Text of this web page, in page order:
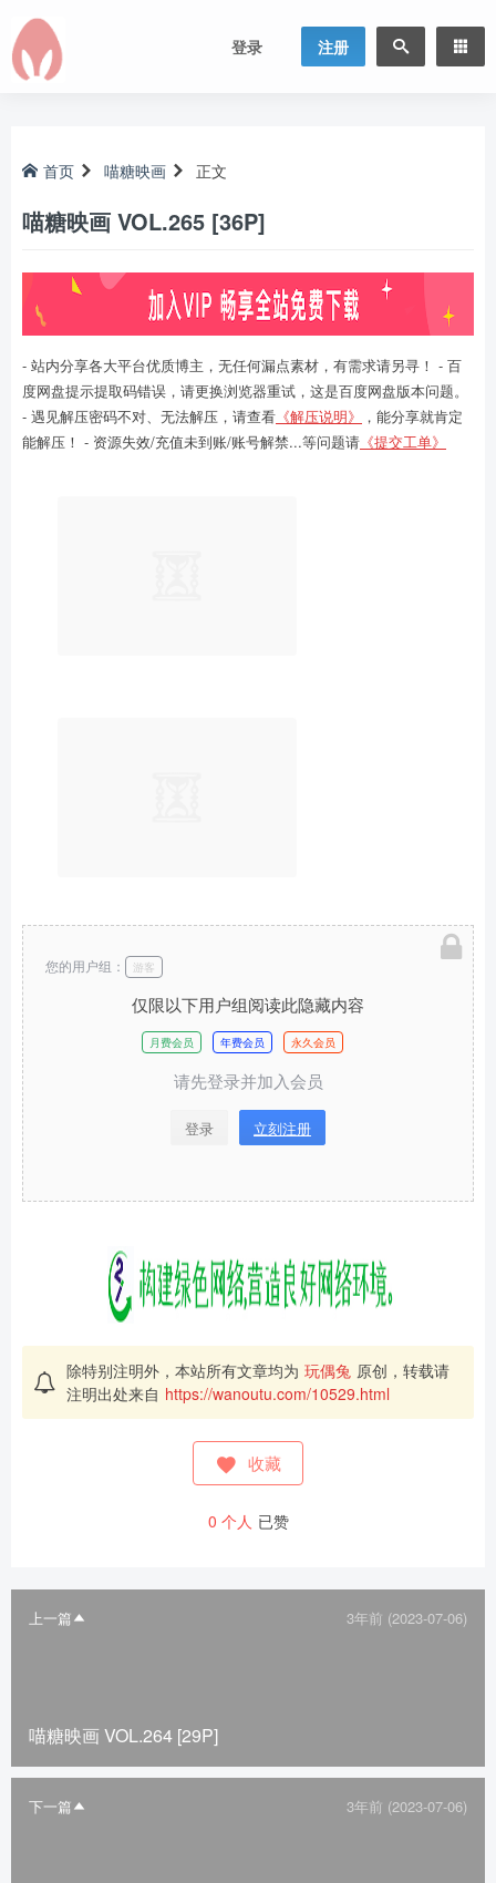
登录 注册
首页 喵糖映画 正文
喵糖映画 VOL.265 [36P]
- 站内分享各大平台优质博主，无任何漏点素材，有需求请另寻！ - 百
度网盘提示提取码错误，请更换浏览器重试，这是百度网盘版本问题。
- 遇见解压密码不对、无法解压，请查看 《解压说明》
，能分享就肯定
能解压！ - 资源失效/充值未到账/账号解禁...等问题请 《提交工单》
仅限以下用户组阅读此隐藏内容
月费会员 年费会员 永久会员
请先登录并加入会员
登录 立刻注册
您的用户组： 游客
除特别注明外，本站所有文章均为 玩偶兔 原创，转载请
注明出处来自 https://wanoutu.com/10529.html
收藏
0 个人 已赞
上一篇 3年前 (2023-07-06)
喵糖映画 VOL.264 [29P]
下一篇 3年前 (2023-07-06)